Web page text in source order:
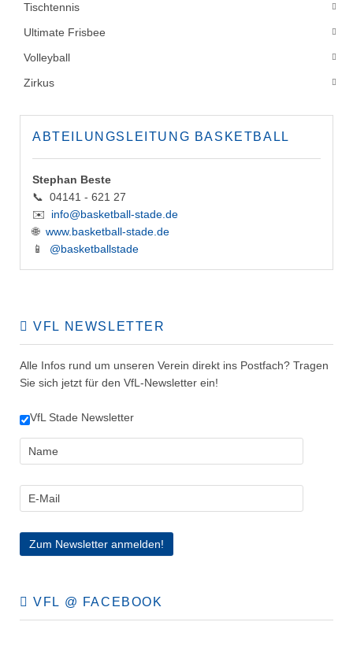
Tischtennis
Ultimate Frisbee
Volleyball
Zirkus
ABTEILUNGSLEITUNG BASKETBALL
Stephan Beste
📞 04141 - 621 27
✉️ info@basketball-stade.de
🌐 www.basketball-stade.de
📱 @basketballstade
VFL NEWSLETTER
Alle Infos rund um unseren Verein direkt ins Postfach? Tragen
Sie sich jetzt für den VfL-Newsletter ein!
VfL Stade Newsletter
VFL @ FACEBOOK